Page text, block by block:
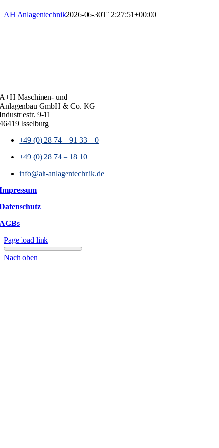
AH Anlagentechnik2026-06-30T12:27:51+00:00
A+H Maschinen- und
Anlagenbau GmbH & Co. KG
Industriestr. 9-11
46419 Isselburg
+49 (0) 28 74 – 91 33 – 0
+49 (0) 28 74 – 18 10
info@ah-anlagentechnik.de
Impressum
Datenschutz
AGBs
Page load link
Nach oben